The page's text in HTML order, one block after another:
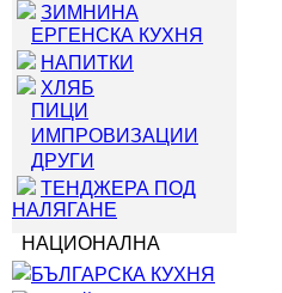
ЗИМНИНА
ЕРГЕНСКА КУХНЯ
НАПИТКИ
ХЛЯБ
ПИЦИ
ИМПРОВИЗАЦИИ
ДРУГИ
ТЕНДЖЕРА ПОД
НАЛЯГАНЕ
НАЦИОНАЛНА
БЪЛГАРСКА КУХНЯ